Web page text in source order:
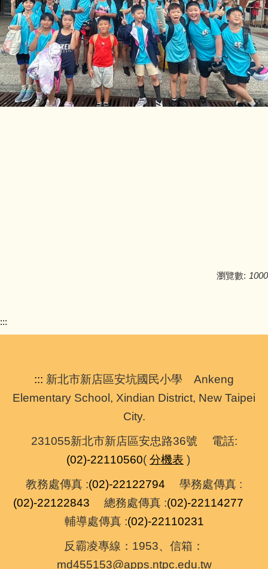
瀏覽數: 1000
:::
::: 新北市新店區安坑國民小學 Ankeng
Elementary School, Xindian District, New Taipei
City.
231055新北市新店區安忠路36號 電話:
(02)-22110560( 分機表 )
教務處傳真 :(02)-22122794 學務處傳真 :
(02)-22122843 總務處傳真 :(02)-22114277
輔導處傳真 :(02)-22110231
反霸凌專線：1953、信箱：
md455153@apps.ntpc.edu.tw